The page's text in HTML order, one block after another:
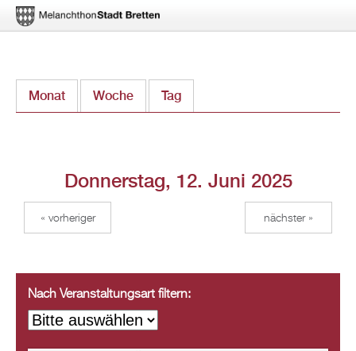
zum
Monat Woche Tag
Donnerstag, 12. Juni 2025
« vorheriger nächster »
Nach Veranstaltungsart filtern: